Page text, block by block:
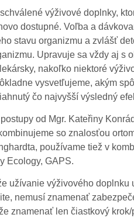
výživové doplnky,
dostupné. Voľba a
stavu organizmu a zvlášť
Upravuje sa vždy aj s
nakoľko niektoré
vysvetľujeme, akým
čo najvyšší výsledný
od Mgr. Kateřiny
so znalosťou
používame tiež v
Ecology, GAPS.
užívanie výživového doplnku
nemusí znamenať
znamenať len čiastkový